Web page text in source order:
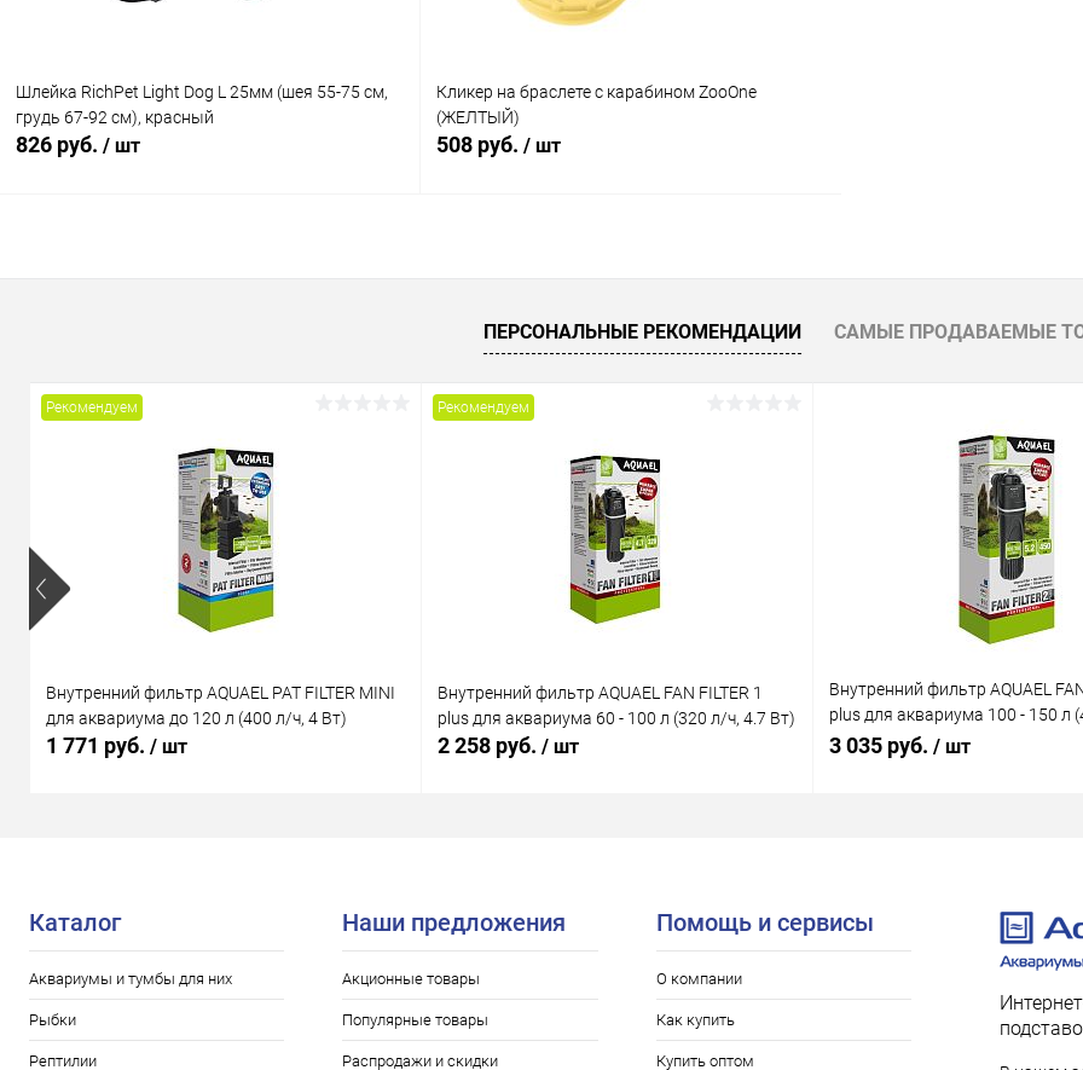
Шлейка RichPet Light Dog L 25мм (шея 55-75 см,
грудь 67-92 см), красный
826 руб. / шт
Кликер на браслете с карабином ZooOne
(ЖЕЛТЫЙ)
508 руб. / шт
В наличии
ПЕРСОНАЛЬНЫЕ РЕКОМЕНДАЦИИ САМЫЕ ПРОДАВАЕМЫЕ
Рекомендуем
Внутренний фильтр AQUAEL PAT FILTER MINI
для аквариума до 120 л (400 л/ч, 4 Вт)
1 771 руб. / шт
Рекомендуем
Внутренний фильтр AQUAEL FAN FILTER 1
plus для аквариума 60 - 100 л (320 л/ч, 4.7 Вт)
2 258 руб. / шт
Внутренний фильтр AQUAEL
plus для аквариума 100 - 150 л
Вт)
3 035 руб. / шт
Каталог
Аквариумы и тумбы для них
Рыбки
Рептилии
Наши предложения
Акционные товары
Популярные товары
Распродажи и скидки
Помощь и сервисы
О компании
Как купить
Купить оптом